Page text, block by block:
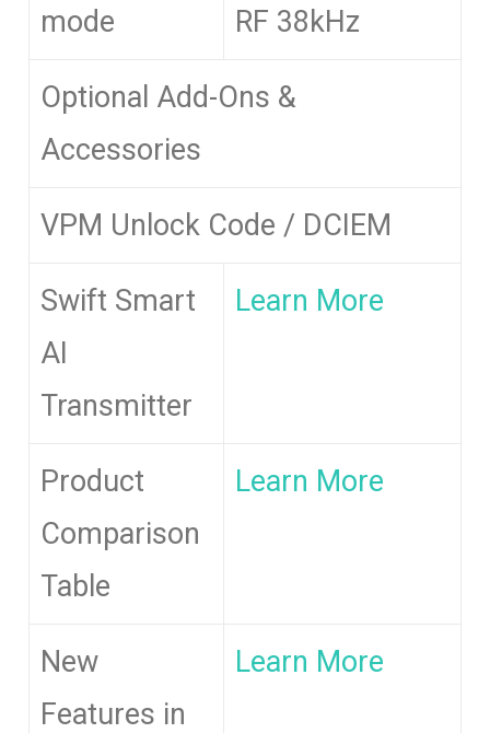
mode RF 38kHz
Optional Add-Ons &
Accessories
VPM Unlock Code / DCIEM
Swift Smart
AI
Transmitter
Learn More
Product
Comparison
Table
Learn More
New
Features in
Learn More